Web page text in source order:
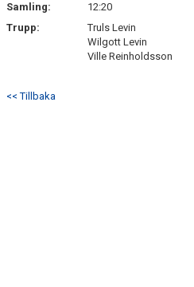
Samling:
12:20
Trupp:
Truls Levin
Wilgott Levin
Ville Reinholdsson
<< Tillbaka